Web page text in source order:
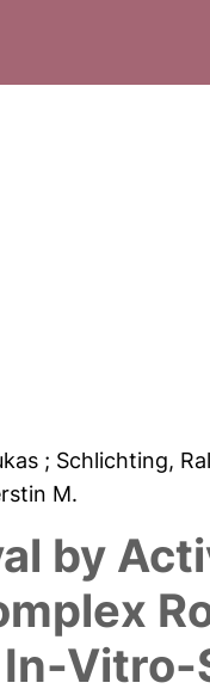
; Schlichting,
M.
by